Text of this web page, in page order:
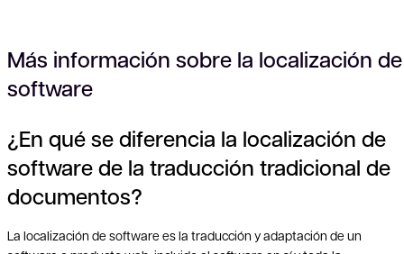
Más información sobre la localización de
software
¿En qué se diferencia la localización de
software de la traducción tradicional de
documentos?
La localización de software es la traducción y adaptación de un